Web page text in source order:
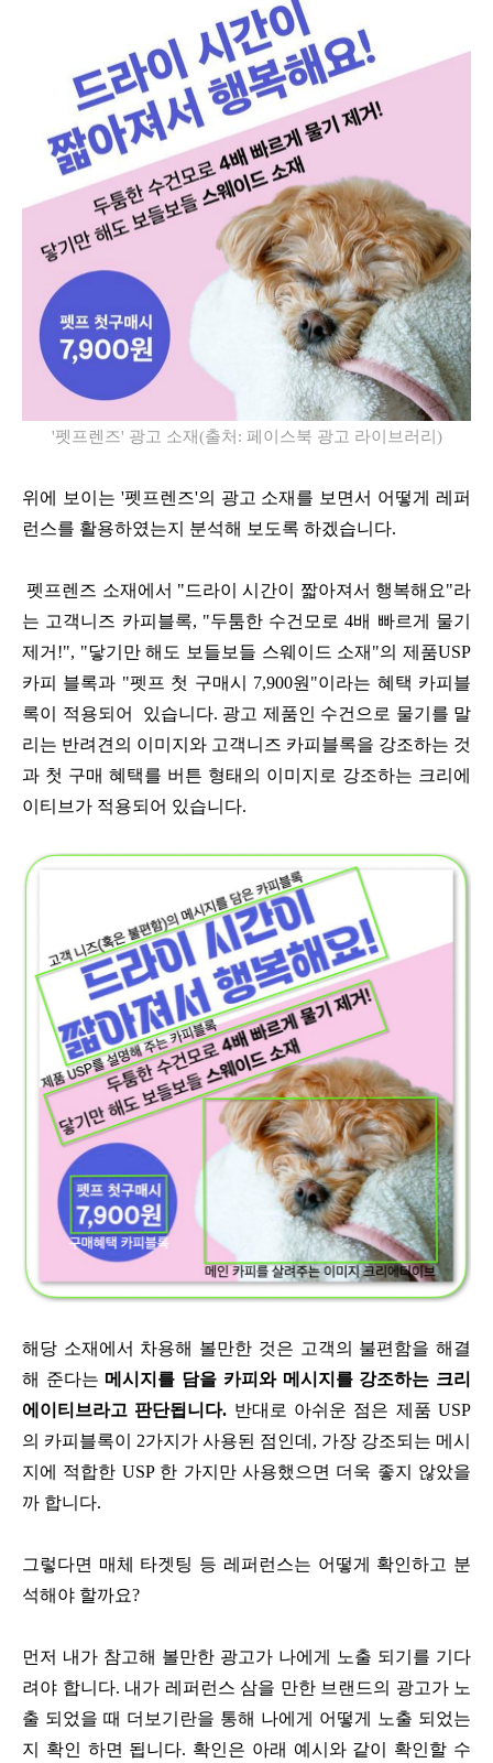
'펫프렌즈' 광고 소재(출처: 페이스북 광고 라이브러리)
위에 보이는 '펫프렌즈'의 광고 소재를 보면서 어떻게 레퍼
런스를 활용하였는지 분석해 보도록 하겠습니다.
펫프렌즈 소재에서 "드라이 시간이 짧아져서 행복해요"라
는 고객니즈 카피블록, "두툼한 수건모로 4배 빠르게 물기
제거!", "닿기만 해도 보들보들 스웨이드 소재"의 제품USP
카피 블록과 "펫프 첫 구매시 7,900원"이라는 혜택 카피블
록이 적용되어 있습니다. 광고 제품인 수건으로 물기를 말
리는 반려견의 이미지와 고객니즈 카피블록을 강조하는 것
과 첫 구매 혜택를 버튼 형태의 이미지로 강조하는 크리에
이티브가 적용되어 있습니다.
해당 소재에서 차용해 볼만한 것은 고객의 불편함을 해결
해 준다는 메시지를 담을 카피와 메시지를 강조하는 크리
에이티브라고 판단됩니다. 반대로 아쉬운 점은 제품 USP
의 카피블록이 2가지가 사용된 점인데, 가장 강조되는 메시
지에 적합한 USP 한 가지만 사용했으면 더욱 좋지 않았을
까 합니다.
그렇다면 매체 타겟팅 등 레퍼런스는 어떻게 확인하고 분
석해야 할까요?
먼저 내가 참고해 볼만한 광고가 나에게 노출 되기를 기다
려야 합니다. 내가 레퍼런스 삼을 만한 브랜드의 광고가 노
출 되었을 때 더보기란을 통해 나에게 어떻게 노출 되었는
지 확인 하면 됩니다. 확인은 아래 예시와 같이 확인할 수